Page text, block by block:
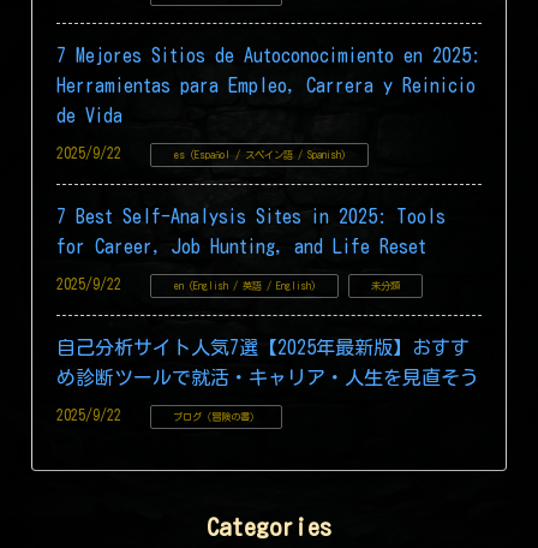
7 Mejores Sitios de Autoconocimiento en 2025:
Herramientas para Empleo, Carrera y Reinicio
de Vida
2025/9/22 es (Español / スペイン語 / Spanish)
7 Best Self-Analysis Sites in 2025: Tools
for Career, Job Hunting, and Life Reset
2025/9/22 en (English / 英語 / English) 未分類
自己分析サイト人気7選【2025年最新版】おすす
め診断ツールで就活・キャリア・人生を見直そう
2025/9/22 ブログ（冒険の書）
Categories